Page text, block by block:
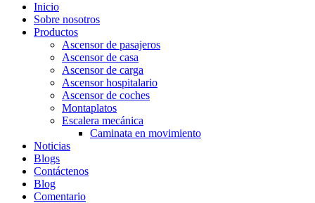
Inicio
Sobre nosotros
Productos
Ascensor de pasajeros
Ascensor de casa
Ascensor de carga
Ascensor hospitalario
Ascensor de coches
Montaplatos
Escalera mecánica
Caminata en movimiento
Noticias
Blogs
Contáctenos
Blog
Comentario